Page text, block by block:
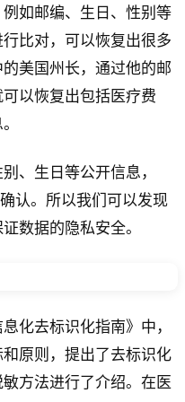
如邮编、生日、性别等
比对，可以恢复出很多
美国州长，通过他的邮
以恢复出包括医疗费
、生日等公开信息，
认。所以我们可以发现
数据的隐私安全。
化去标识化指南》中，
原则，提出了去标识化
方法进行了介绍。在医